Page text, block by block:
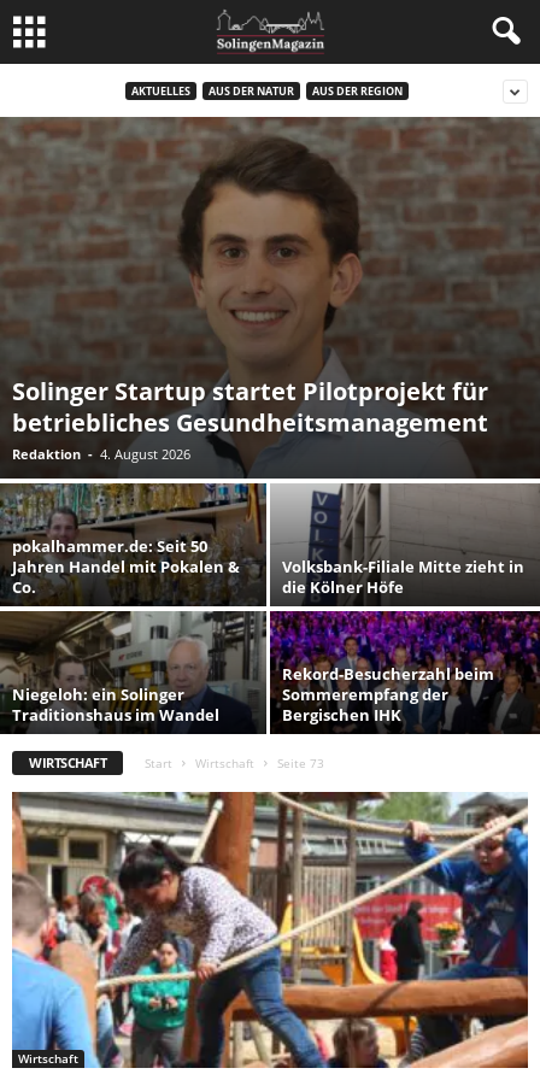
AKTUELLES AUS DER NATUR AUS DER REGION
Solinger Startup startet Pilotprojekt für
betriebliches Gesundheitsmanagement
Redaktion - 4. August 2026
pokalhammer.de: Seit 50
Jahren Handel mit Pokalen &
Co.
Volksbank-Filiale Mitte zieht in
die Kölner Höfe
Niegeloh: ein Solinger
Traditionshaus im Wandel
Rekord-Besucherzahl beim
Sommerempfang der
Bergischen IHK
WIRTSCHAFT Start Wirtschaft Seite 73
Wirtschaft